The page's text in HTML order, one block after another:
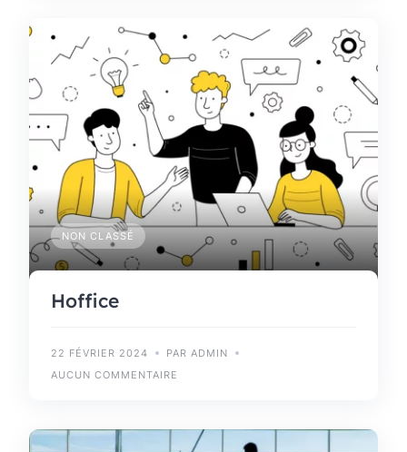
NON CLASSÉ
Hoffice
22 FÉVRIER 2024
PAR ADMIN
AUCUN COMMENTAIRE